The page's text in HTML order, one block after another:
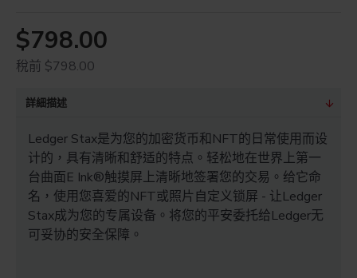
$798.00
稅前 $798.00
詳細描述
Ledger Stax是为您的加密货币和NFT的日常使用而设
计的，具有清晰和舒适的特点。轻松地在世界上第一
台曲面E Ink®触摸屏上清晰地签署您的交易。给它命
名，使用您喜爱的NFT或照片自定义锁屏 - 让Ledger
Stax成为您的专属设备。将您的平安委托给Ledger无
可妥协的安全保障。